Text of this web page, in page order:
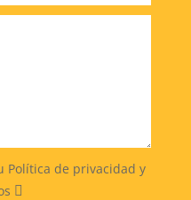
Política de privacidad y